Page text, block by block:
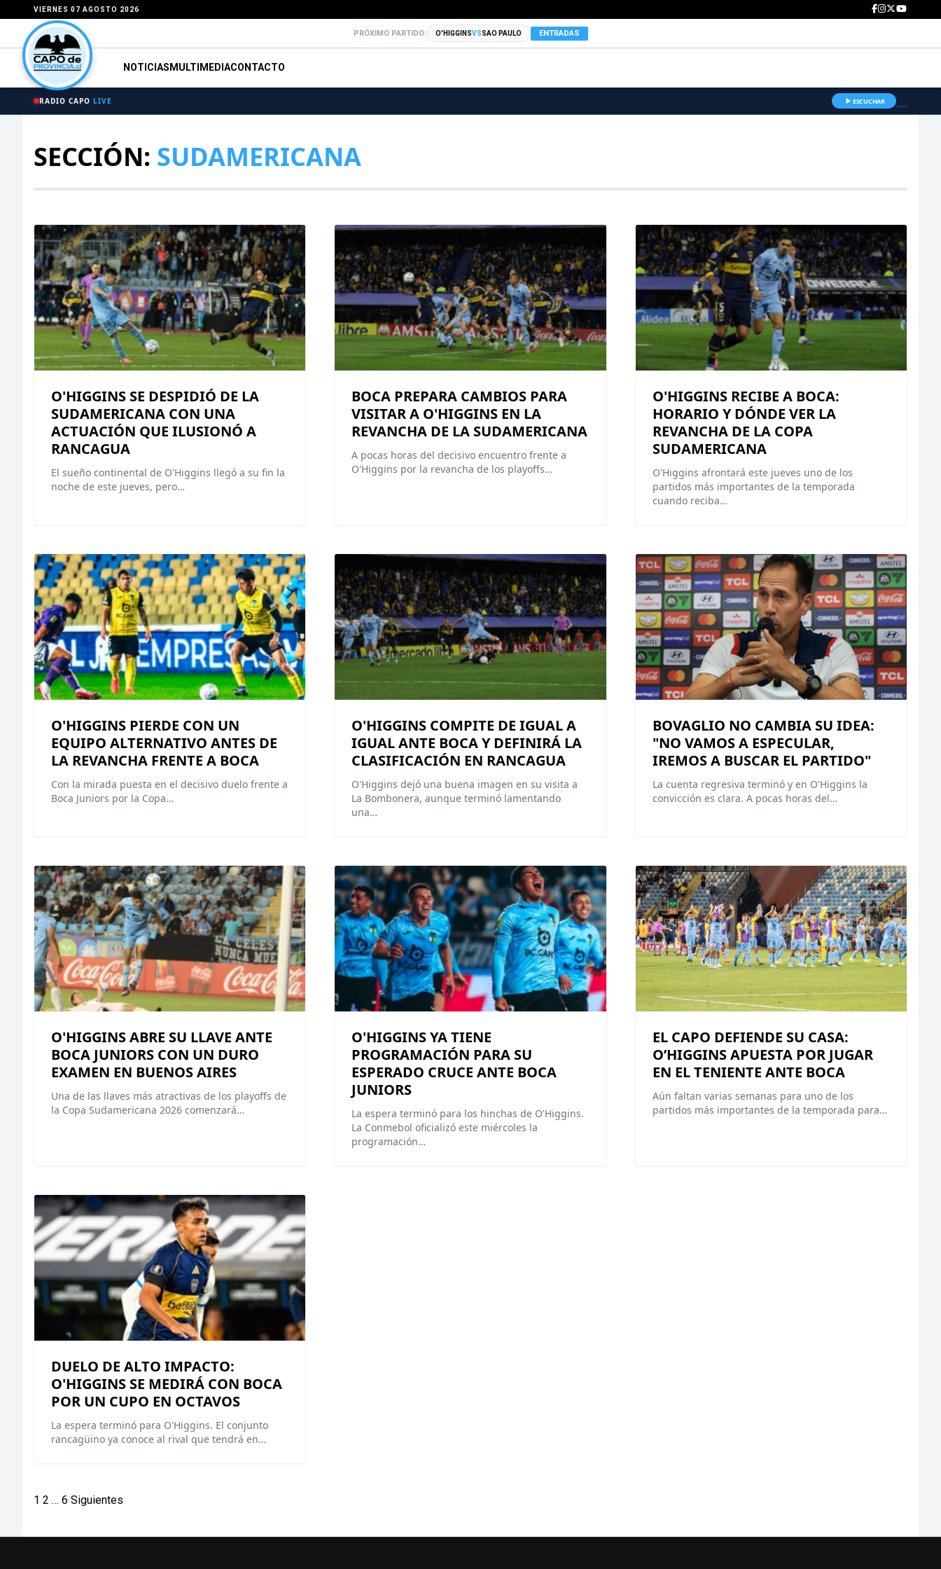
VIERNES 07 AGOSTO 2026
PRÓXIMO PARTIDO: O'HIGGINSVSSAO PAULO ENTRADAS
NOTICIAS MULTIMEDIACONTACTO
RADIO CAPO LIVE ESCUCHAR
SECCIÓN: SUDAMERICANA
O'HIGGINS SE DESPIDIÓ DE LA
SUDAMERICANA CON UNA
ACTUACIÓN QUE ILUSIONÓ A
RANCAGUA
El sueño continental de O'Higgins llegó a su fin la
noche de este jueves, pero…
BOCA PREPARA CAMBIOS PARA
VISITAR A O'HIGGINS EN LA
REVANCHA DE LA SUDAMERICANA
A pocas horas del decisivo encuentro frente a
O'Higgins por la revancha de los playoffs…
O'HIGGINS RECIBE A BOCA:
HORARIO Y DÓNDE VER LA
REVANCHA DE LA COPA
SUDAMERICANA
O'Higgins afrontará este jueves uno de los
partidos más importantes de la temporada
cuando reciba…
O'HIGGINS PIERDE CON UN
EQUIPO ALTERNATIVO ANTES DE
LA REVANCHA FRENTE A BOCA
Con la mirada puesta en el decisivo duelo frente a
Boca Juniors por la Copa…
O'HIGGINS COMPITE DE IGUAL A
IGUAL ANTE BOCA Y DEFINIRÁ LA
CLASIFICACIÓN EN RANCAGUA
O'Higgins dejó una buena imagen en su visita a
La Bombonera, aunque terminó lamentando
una…
BOVAGLIO NO CAMBIA SU IDEA:
"NO VAMOS A ESPECULAR,
IREMOS A BUSCAR EL PARTIDO"
La cuenta regresiva terminó y en O'Higgins la
convicción es clara. A pocas horas del…
O'HIGGINS ABRE SU LLAVE ANTE
BOCA JUNIORS CON UN DURO
EXAMEN EN BUENOS AIRES
Una de las llaves más atractivas de los playoffs de
la Copa Sudamericana 2026 comenzará…
O'HIGGINS YA TIENE
PROGRAMACIÓN PARA SU
ESPERADO CRUCE ANTE BOCA
JUNIORS
La espera terminó para los hinchas de O'Higgins.
La Conmebol oficializó este miércoles la
programación…
EL CAPO DEFIENDE SU CASA:
O’HIGGINS APUESTA POR JUGAR
EN EL TENIENTE ANTE BOCA
Aún faltan varias semanas para uno de los
partidos más importantes de la temporada para…
DUELO DE ALTO IMPACTO:
O'HIGGINS SE MEDIRÁ CON BOCA
POR UN CUPO EN OCTAVOS
La espera terminó para O'Higgins. El conjunto
rancagüino ya conoce al rival que tendrá en…
Paginación
1 2 … 6 Siguientes